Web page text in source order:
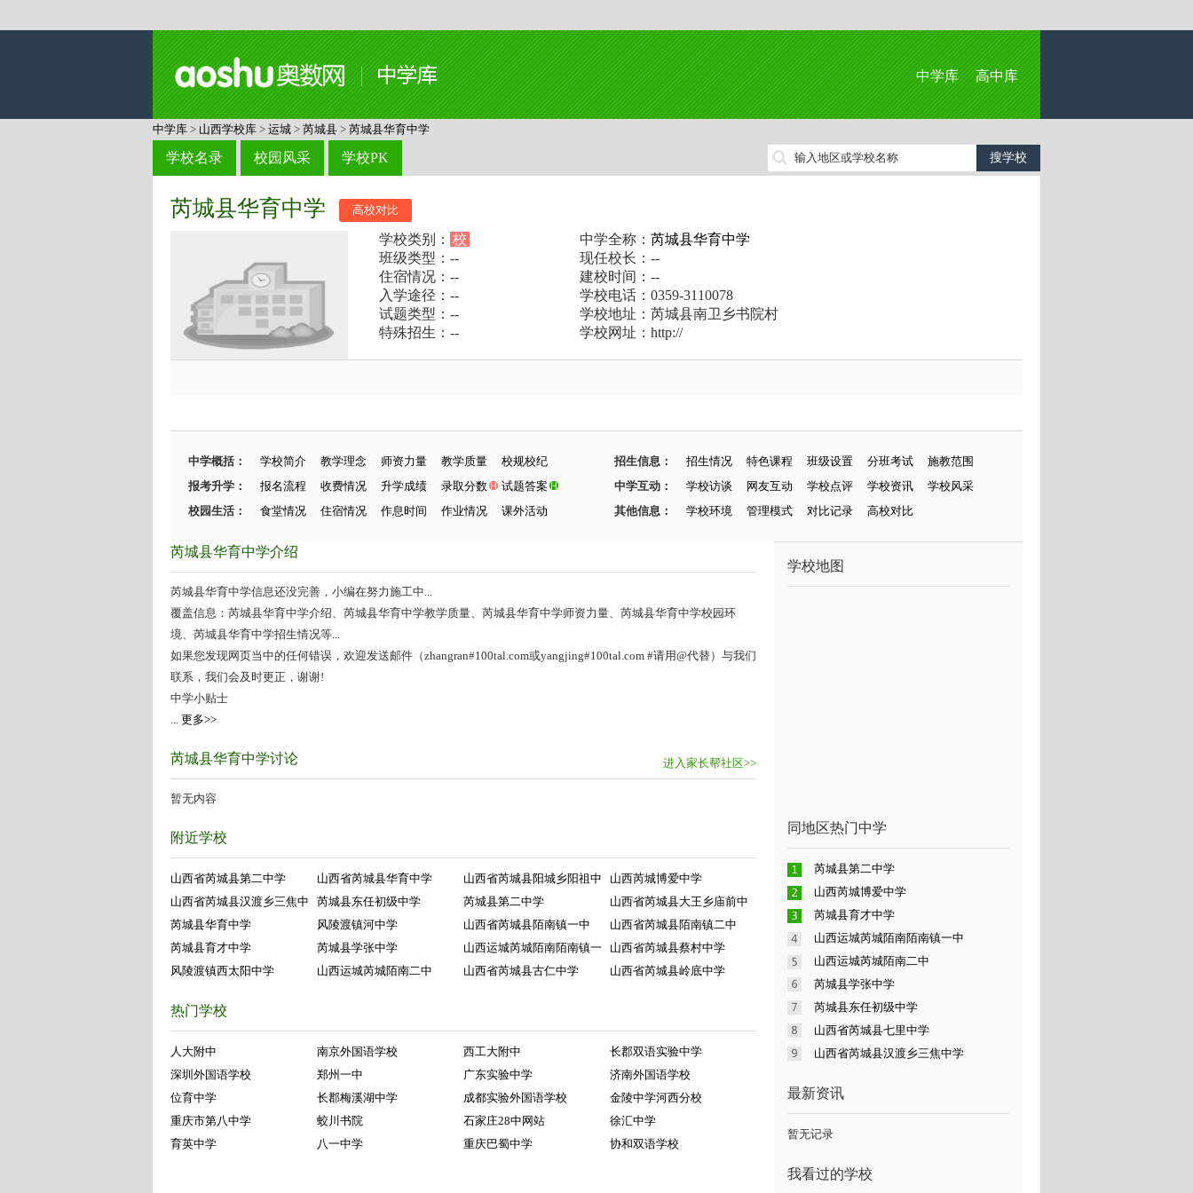
中学库 高中库
中学库 > 山西学校库 > 运城 > 芮城县 > 芮城县华育中学
学校名录 校园风采 学校PK
芮城县华育中学 高校对比
学校类别： 校 中学全称： 芮城县华育中学
班级类型：--
现任校长：--
住宿情况：--
建校时间：--
入学途径：--
学校电话：0359-3110078
试题类型：--
学校地址：芮城县南卫乡书院村
特殊招生：--
学校网址：http://
中学概括： 学校简介 教学理念 师资力量 教学质量 校规校纪 招生信息： 招生情况 特色课程 班级设置 分班考试
施教范围
报考升学：
报名流程 收费情况 升学成绩 录取分数 试题答案 中学互动： 学校访谈 网友互动 学校点评 学校资讯
学校风采
校园生活：
食堂情况 住宿情况 作息时间 作业情况 课外活动 其他信息： 学校环境 管理模式 对比记录 高校对比
芮城县华育中学介绍
芮城县华育中学信息还没完善，小编在努力施工中...
覆盖信息：芮城县华育中学介绍、芮城县华育中学教学质量、芮城县华育中学师资力量、芮城县华育中学校园环
境、芮城县华育中学招生情况等...
如果您发现网页当中的任何错误，欢迎发送邮件（zhangran#100tal.com或yangjing#100tal.com #请用@代替）与我们
联系，我们会及时更正，谢谢!
中学小贴士
... 更多>>
进入家长帮社区>>
芮城县华育中学讨论
暂无内容
附近学校
山西省芮城县第二中学 山西省芮城县华育中学 山西省芮城县阳城乡阳祖中
山西芮城博爱中学
山西省芮城县汉渡乡三焦中
芮城县东任初级中学 芮城县第二中学
山西省芮城县大王乡庙前中
芮城县华育中学
风陵渡镇河中学 山西省芮城县陌南镇一中
山西省芮城县陌南镇二中
芮城县育才中学
芮城县学张中学 山西运城芮城陌南陌南镇一
山西省芮城县蔡村中学
风陵渡镇西太阳中学
山西运城芮城陌南二中 山西省芮城县古仁中学 山西省芮城县岭底中学
热门学校
人大附中 南京外国语学校 西工大附中
长郡双语实验中学
深圳外国语学校
郑州一中 广东实验中学
济南外国语学校
位育中学
长郡梅溪湖中学 成都实验外国语学校
金陵中学河西分校
重庆市第八中学
蛟川书院 石家庄28中网站
徐汇中学
育英中学
八一中学 重庆巴蜀中学 协和双语学校
学校地图
同地区热门中学
芮城县第二中学
山西芮城博爱中学
芮城县育才中学
山西运城芮城陌南陌南镇一中
山西运城芮城陌南二中
芮城县学张中学
芮城县东任初级中学
山西省芮城县七里中学
山西省芮城县汉渡乡三焦中学
最新资讯
暂无记录
我看过的学校